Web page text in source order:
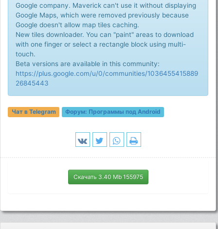
Google company. Maverick can't use it without displaying
Google Maps, which were removed previously because
Google doesn't allow map tiles caching.
New tiles downloader. You can "paint" areas to download
with one finger or select a rectangle block using multi-
touch.
Beta versions are available in this community:
https://plus.google.com/u/0/communities/1036455415889
26845443
Чат в Telegram Форум: Программы под Android
Скачать 3.40 Mb 155975